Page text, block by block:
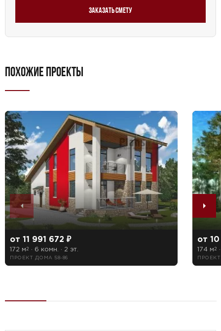
мечты в реальность с этим проектом и создайте
свой уютный уголок, где вы всегда будете рады
возвращаться.
Заказать смету
ПОХОЖИЕ ПРОЕКТЫ
от 11 991 672 ₽
172 м2 · 6 комн. · 2 эт.
ПРОЕКТ ДОМА 58-86
от
174 м2